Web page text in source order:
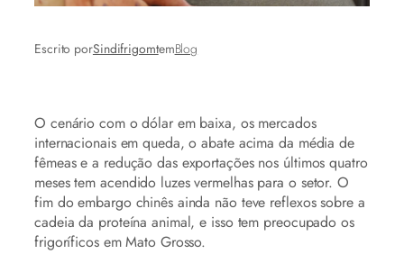
Escrito porSindifrigomtemBlog
O cenário com o dólar em baixa, os mercados
internacionais em queda, o abate acima da média de
fêmeas e a redução das exportações nos últimos quatro
meses tem acendido luzes vermelhas para o setor. O
fim do embargo chinês ainda não teve reflexos sobre a
cadeia da proteína animal, e isso tem preocupado os
frigoríficos em Mato Grosso.